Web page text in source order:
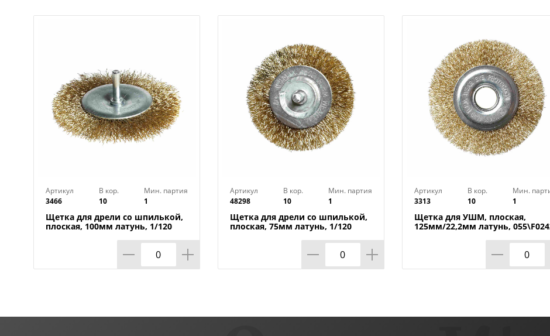
Артикул
3466
В кор.
10
Мин. партия
1
Щетка для дрели со шпилькой,
плоская, 100мм латунь, 1/120
Артикул
48298
В кор.
10
Мин. партия
1
Щетка для дрели со шпилькой,
плоская, 75мм латунь, 1/120
Артикул
3313
В кор.
10
Мин.
1
Щетка для УШМ, плоская,
125мм/22,2мм латунь,